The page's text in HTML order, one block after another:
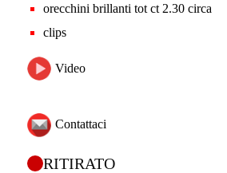
orecchini brillanti tot ct 2.30 circa
clips
Video
Contattaci
RITIRATO